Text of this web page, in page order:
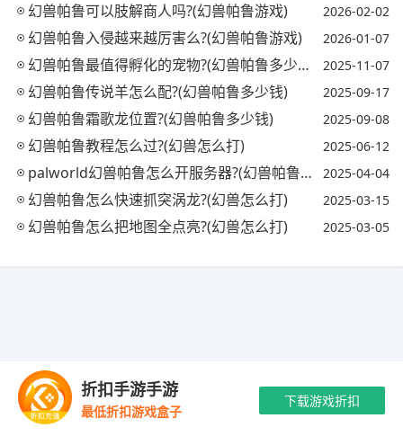
幻兽帕鲁可以肢解商人吗?(幻兽帕鲁游戏) 2026-02-02
幻兽帕鲁入侵越来越厉害么?(幻兽帕鲁游戏) 2026-01-07
幻兽帕鲁最值得孵化的宠物?(幻兽帕鲁多少钱) 2025-11-07
幻兽帕鲁传说羊怎么配?(幻兽帕鲁多少钱) 2025-09-17
幻兽帕鲁霜歌龙位置?(幻兽帕鲁多少钱) 2025-09-08
幻兽帕鲁教程怎么过?(幻兽怎么打) 2025-06-12
palworld幻兽帕鲁怎么开服务器?(幻兽帕鲁多少钱) 2025-04-04
幻兽帕鲁怎么快速抓突涡龙?(幻兽怎么打) 2025-03-15
幻兽帕鲁怎么把地图全点亮?(幻兽怎么打) 2025-03-05
折扣手游手游
最低折扣游戏盒子
下载游戏折扣
Copyright © 2021-2035 优手游 版权所有 网站备案号：
2024042416号-1抵制不良游戏 拒绝盗版游戏 注意自我保护 谨防受骗上
当 适度游戏益脑 沉迷游戏伤身 合理安排时间
最新资讯